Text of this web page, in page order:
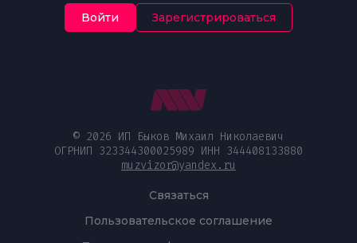
Войти Зарегистрироваться
© 2026 ИП Быков Михаил Николаевич
ОГРНИП 323344300025989 ИНН 344408133880
muzvizor@yandex.ru
Связаться
Пользовательское соглашение